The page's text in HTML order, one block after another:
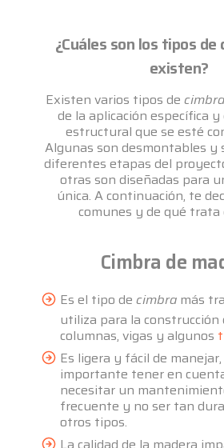
¿Cuáles son los tipos de
existen?
Existen varios tipos de
de la aplicación específica
estructural que se esté
Algunas son desmontables y
diferentes etapas del
otras son diseñadas para
única. A continuación, te
comunes y de qué trata
Cimbra de
Es el tipo decimbra más
utiliza para la construcción
columnas, vigas y algunos
Es ligera y fácil de
importante tener en
necesitar un
frecuente y no ser tan
otros tipos.